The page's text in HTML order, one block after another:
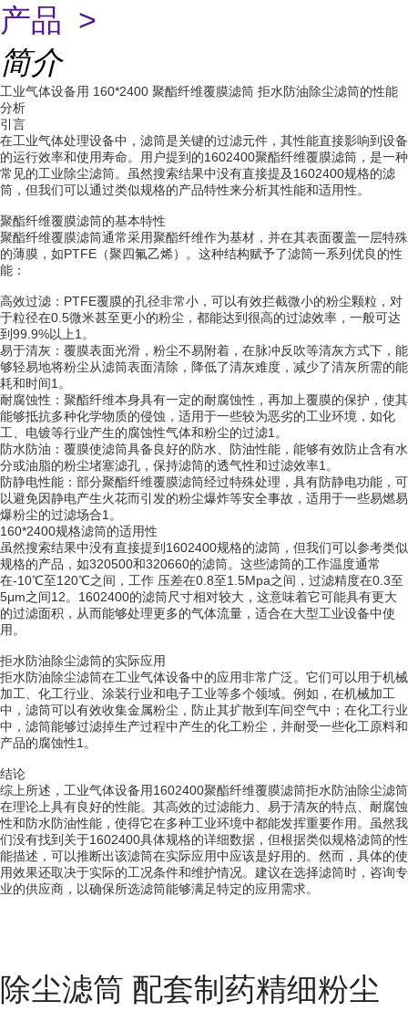
产品 >
简介
工业气体设备用 160*2400 聚酯纤维覆膜滤筒 拒水防油除尘滤筒的性能
分析
引言
在工业气体处理设备中，滤筒是关键的过滤元件，其性能直接影响到设备
的运行效率和使用寿命。用户提到的1602400聚酯纤维覆膜滤筒，是一种
常见的工业除尘滤筒。虽然搜索结果中没有直接提及1602400规格的滤
筒，但我们可以通过类似规格的产品特性来分析其性能和适用性。
聚酯纤维覆膜滤筒的基本特性
聚酯纤维覆膜滤筒通常采用聚酯纤维作为基材，并在其表面覆盖一层特殊
的薄膜，如PTFE（聚四氟乙烯）。这种结构赋予了滤筒一系列优良的性
能：
高效过滤：PTFE覆膜的孔径非常小，可以有效拦截微小的粉尘颗粒，对
于粒径在0.5微米甚至更小的粉尘，都能达到很高的过滤效率，一般可达
到99.9%以上1。
易于清灰：覆膜表面光滑，粉尘不易附着，在脉冲反吹等清灰方式下，能
够轻易地将粉尘从滤筒表面清除，降低了清灰难度，减少了清灰所需的能
耗和时间1。
耐腐蚀性：聚酯纤维本身具有一定的耐腐蚀性，再加上覆膜的保护，使其
能够抵抗多种化学物质的侵蚀，适用于一些较为恶劣的工业环境，如化
工、电镀等行业产生的腐蚀性气体和粉尘的过滤1。
防水防油：覆膜使滤筒具备良好的防水、防油性能，能够有效防止含有水
分或油脂的粉尘堵塞滤孔，保持滤筒的透气性和过滤效率1。
防静电性能：部分聚酯纤维覆膜滤筒经过特殊处理，具有防静电功能，可
以避免因静电产生火花而引发的粉尘爆炸等安全事故，适用于一些易燃易
爆粉尘的过滤场合1。
160*2400规格滤筒的适用性
虽然搜索结果中没有直接提到1602400规格的滤筒，但我们可以参考类似
规格的产品，如320500和320660的滤筒。这些滤筒的工作温度通常
在-10℃至120℃之间，工作 压差在0.8至1.5Mpa之间，过滤精度在0.3至
5μm之间12。1602400的滤筒尺寸相对较大，这意味着它可能具有更大
的过滤面积，从而能够处理更多的气体流量，适合在大型工业设备中使
用。
拒水防油除尘滤筒的实际应用
拒水防油除尘滤筒在工业气体设备中的应用非常广泛。它们可以用于机械
加工、化工行业、涂装行业和电子工业等多个领域。例如，在机械加工
中，滤筒可以有效收集金属粉尘，防止其扩散到车间空气中；在化工行业
中，滤筒能够过滤掉生产过程中产生的化工粉尘，并耐受一些化工原料和
产品的腐蚀性1。
结论
综上所述，工业气体设备用1602400聚酯纤维覆膜滤筒拒水防油除尘滤筒
在理论上具有良好的性能。其高效的过滤能力、易于清灰的特点、耐腐蚀
性和防水防油性能，使得它在多种工业环境中都能发挥重要作用。虽然我
们没有找到关于1602400具体规格的详细数据，但根据类似规格滤筒的性
能描述，可以推断出该滤筒在实际应用中应该是好用的。然而，具体的使
用效果还取决于实际的工况条件和维护情况。建议在选择滤筒时，咨询专
业的供应商，以确保所选滤筒能够满足特定的应用需求。
除尘滤筒 配套制药精细粉尘